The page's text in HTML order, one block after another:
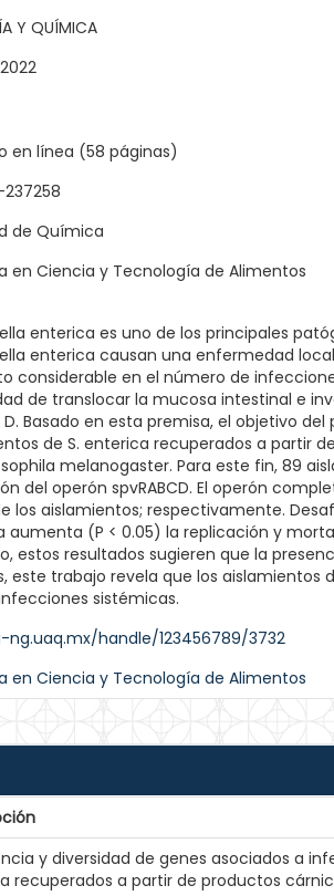
Y QUÍMICA
en línea (58 páginas)
237258
de Química
en Ciencia y Tecnología de Alimentos
enterica es uno de los principales
enterica causan una enfermedad
considerable en el número de
de translocar la mucosa intestinal e
D. Basado en esta premisa, el objetivo
de S. enterica recuperados a partir
melanogaster. Para este fin, 89
del operón spvRABCD. El operón
los aislamientos; respectivamente.
aumenta (P < 0.05) la replicación y
estos resultados sugieren que la
este trabajo revela que los aislamientos
sistémicas.
handle/123456789/3732
en Ciencia y Tecnología de Alimentos
y diversidad de genes asociados a
recuperados a partir de productos